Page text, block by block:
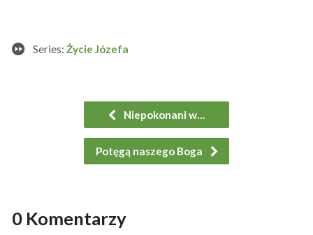
Series: Życie Józefa
Niepokonani w…
Potęgą naszego Boga
0 Komentarzy